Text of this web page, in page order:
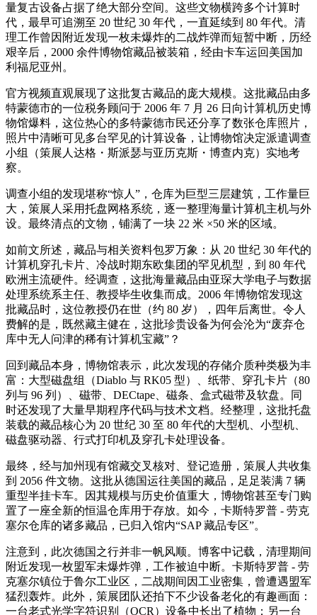
量复古设备占据了绝大部分空间。这些文物横跨多个计算时
代，最早可追溯至 20 世纪 30 年代，一直延续到 80 年代。清
理工作曾因附近发现一枚未爆炸的二战炸弹而短暂中断，历经
艰辛后，2000 余件博物馆藏品被装箱，经由卡车运回美国加
利福尼亚州。
官方视频直观展现了这批复古藏品的庞大规模。这批藏品由多
特蒙德市的一位税务顾问于 2006 年 7 月 26 日向计算机历史博
物馆爆料，这位热心的多特蒙德市民还分享了数张仓库照片，
照片中清晰可见多台罕见的计算设备，让博物馆决定派遣调查
小组（策展人达格・斯派瑟与亚历克斯・博查内克）实地考
察。
调查小组的发现堪称“惊人”，仓库为巨型三层建筑，工作量巨
大，策展人采用托盘网格系统，逐一整理海量计算机主机与外
设。最终清点的文物，铺满了一块 22 米 ×50 米的区域。
如前文所述，藏品与相关资料包罗万象：从 20 世纪 30 年代的
计算机穿孔卡片、冷战时期东欧集团的罕见机型，到 80 年代
欧洲主流硬件。经调查，这批海量藏品由亚琛大学电子与数据
处理系统系主任、教授毕生收集而成。2006 年博物馆发现这
批藏品时，这位教授仍在世（约 80 岁），四年后离世。令人
费解的是，既然藏主健在，这批珍贵设备为何会沦为“废弃仓
库中无人问津的稀有计算机宝藏”？
回到藏品本身，博物馆表示，此次发现的存储介质种类极为丰
富：大型磁盘组（Diablo 与 RK05 型）、纸带、穿孔卡片（80
列与 96 列）、磁带、DECtape、磁条、盒式磁带及软盘。同
时还发现了大量早期程序代码与技术文档。经整理，这批托盘
装载的藏品核心为 20 世纪 30 至 80 年代的大型机、小型机、
磁盘驱动器、行式打印机及穿孔卡处理设备。
最终，经与加州现有馆藏交叉核对、登记造册，策展人共收集
到 2056 件文物。这批从德国运往美国的藏品，足足装满 7 辆
重型半挂卡车。因其规模与历史价值重大，博物馆甚至专门购
置了一座全新的恒温仓库用于存放。如今，卡斯特罗普 - 劳克
塞尔仓库的诸多藏品，已归入馆内“SAP 藏品专区”。
注意到，此次德国之行并非一帆风顺。博客中记载，清理期间
附近发现一枚盟军未爆炸弹，工作被迫中断。卡斯特罗普 - 劳
克塞尔镇位于鲁尔工业区，二战期间因工业密集，曾遭遇盟军
猛烈轰炸。此外，策展团队还拍下不少设备老化的有趣画面：
一台老式光学字符识别（OCR）设备中长出了植物；另一台